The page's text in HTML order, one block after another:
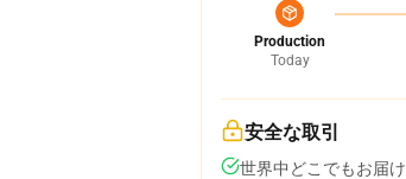
Production
Today
安全な取引
世界中どこでもお届け